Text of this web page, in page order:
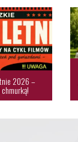
2026 –